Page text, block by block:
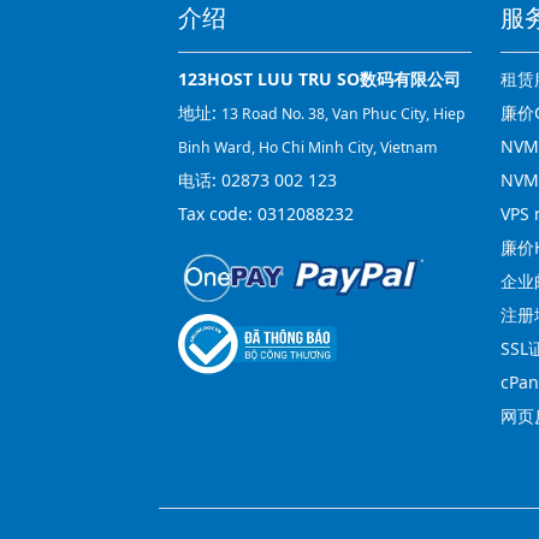
介绍
123HOST LUU TRU SO数码有限公司
地址: 13 Road No. 38, Van Phuc City, Hiep
Binh Ward, Ho Chi Minh City, Vietnam
电话: 02873 002 123
Tax code: 0312088232
服
租赁
廉价
VPS
廉
企业
注册
SSL
网页